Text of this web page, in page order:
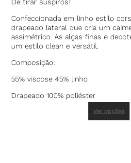
De tirar suspiros!
Confeccionada em linho estilo
drapeado lateral que cria um
assimétrico. As alças finas e
um estilo clean e versátil.
Composição:
55% viscose 45% linho
Drapeado 100% poliéster
Ver opções